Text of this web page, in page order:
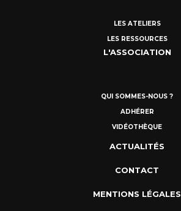
LES ATELIERS
LES RESSOURCES
L'ASSOCIATION
QUI SOMMES-NOUS ?
ADHÉRER
VIDÉOTHÈQUE
ACTUALITÉS
CONTACT
MENTIONS LÉGALES